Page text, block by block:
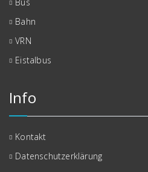
Bahn
VRN
Eistalbus
Info
Kontakt
Datenschutzerklärung